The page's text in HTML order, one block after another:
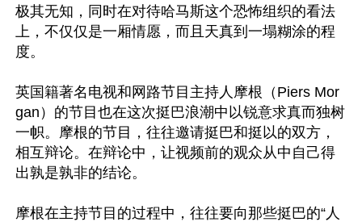
极其无知，同时在对待哈马斯这个恐怖组织的看法
上，不仅仅是一厢情愿，而且天真到一塌糊涂的程
度。
英国籍著名电视和网路节目主持人摩根（Piers Mor
gan）的节目也在这次挺巴浪潮中以锐意求真而独树
一帜。摩根的节目，往往邀请挺巴和挺以的双方，
相互辩论。在辩论中，让视频前的观众从中自己得
出孰是孰非的结论。
摩根在主持节目的过程中，往往要向那些挺巴的“人